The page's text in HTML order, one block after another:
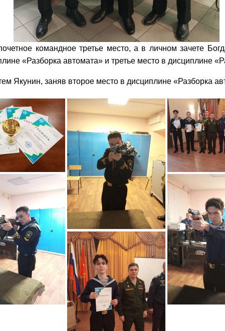
командное третье место, а в личном зачете
«Разборка автомата» и третье место в дисциплине
Якунин, заняв второе место в дисциплине «Разборка